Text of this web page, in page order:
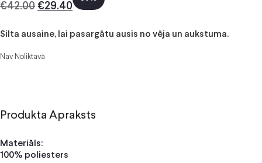
€42.00 €29.40
Silta ausaine, lai pasargātu ausis no vēja un aukstuma.
Nav Noliktavā
Produkta Apraksts
Materiāls:
100% poliesters